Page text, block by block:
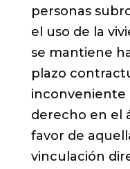
personas
el uso de la
se mantiene
plazo
derecho en el
favor de
vinculación